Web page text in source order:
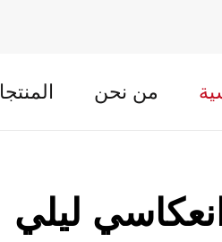
من نحن
ليلي